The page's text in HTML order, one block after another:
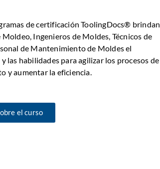
de certificación ToolingDocs® brindan
Moldeo, Ingenieros de Moldes, Técnicos de
de Mantenimiento de Moldes el
las habilidades para agilizar los procesos de
y aumentar la eficiencia.
el curso